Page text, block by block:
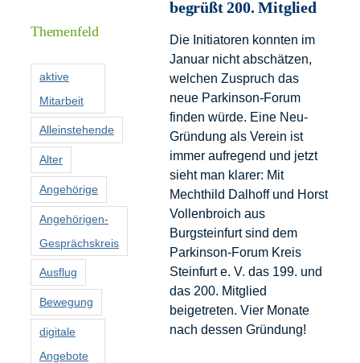
Förderer
Kontakt
Suche
nach:
begrüßt 200. Mitglied
Die Initiatoren konnten im
Januar nicht abschätzen,
welchen Zuspruch das
neue Parkinson-Forum
finden würde. Eine Neu-
Gründung als Verein ist
immer aufregend und jetzt
sieht man klarer: Mit
Mechthild Dalhoff und Horst
Vollenbroich aus
Burgsteinfurt sind dem
Parkinson-Forum Kreis
Steinfurt e. V. das 199. und
das 200. Mitglied
beigetreten. Vier Monate
nach dessen Gründung!
Themenfeld
aktive
Mitarbeit
Alleinstehende
Alter
Angehörige
Angehörigen-
Gesprächskreis
Ausflug
Bewegung
digitale
Angebote